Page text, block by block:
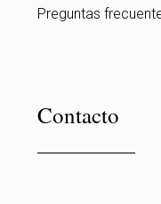
Preguntas
Contacto